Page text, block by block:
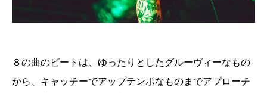
８の曲のビートは、ゆったりとしたグルーヴィーなもの
から、キャッチーでアップテンポなものまでアプローチ